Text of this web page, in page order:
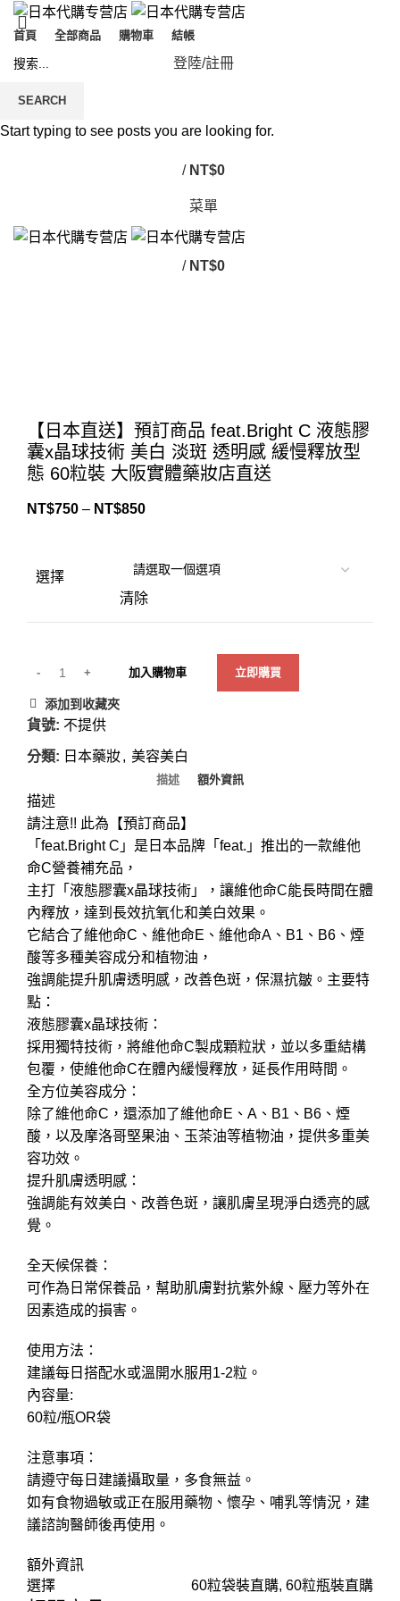
首頁 全部商品 購物車 結帳
登陸/註冊
/ NT$0
菜單
/ NT$0
【日本直送】預訂商品 feat.Bright C 液態膠
囊x晶球技術 美白 淡斑 透明感 緩慢釋放型
態 60粒裝 大阪實體藥妝店直送
NT$750 – NT$850
選擇
清除
加入購物車 立即購買
添加到收藏夾
貨號: 不提供
分類: 日本藥妝, 美容美白
描述 額外資訊
描述
請注意!! 此為【預訂商品】
「feat.Bright C」是日本品牌「feat.」推出的一款維他
命C營養補充品，
主打「液態膠囊x晶球技術」，讓維他命C能長時間在體
內釋放，達到長效抗氧化和美白效果。
它結合了維他命C、維他命E、維他命A、B1、B6、煙
酸等多種美容成分和植物油，
強調能提升肌膚透明感，改善色斑，保濕抗皺。主要特
點：
液態膠囊x晶球技術：
採用獨特技術，將維他命C製成顆粒狀，並以多重結構
包覆，使維他命C在體內緩慢釋放，延長作用時間。
全方位美容成分：
除了維他命C，還添加了維他命E、A、B1、B6、煙
酸，以及摩洛哥堅果油、玉茶油等植物油，提供多重美
容功效。
提升肌膚透明感：
強調能有效美白、改善色斑，讓肌膚呈現淨白透亮的感
覺。
全天候保養：
可作為日常保養品，幫助肌膚對抗紫外線、壓力等外在
因素造成的損害。
使用方法：
建議每日搭配水或溫開水服用1-2粒。
內容量:
60粒/瓶OR袋
注意事項：
請遵守每日建議攝取量，多食無益。
如有食物過敏或正在服用藥物、懷孕、哺乳等情況，建
議諮詢醫師後再使用。
額外資訊
選擇
60粒袋裝直購, 60粒瓶裝直購
SEARCH
Start typing to see posts you are looking for.